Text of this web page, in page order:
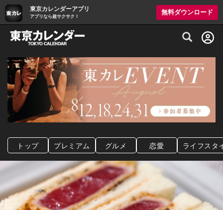
東京カレンダーアプリ
アプリなら超サクサク！
無料ダウンロード
グルメ情報・プレミアムレストラン予約
トップ プレミアム グルメ 恋愛 ライフスタ